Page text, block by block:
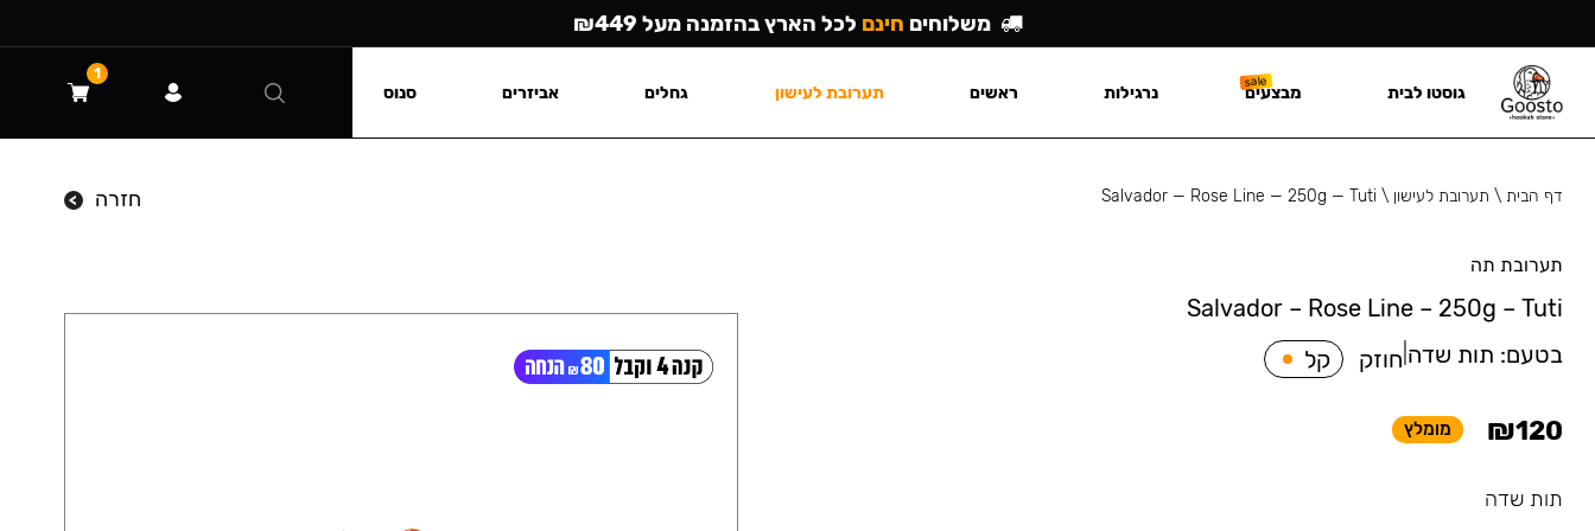
דף הבית\ תערובת לעישון \
Salvador — Rose Line — 250g — Tuti חזרה
תערובת תה
Salvador – Rose Line – 250g – Tuti
בטעם: תות שדה חוזק קל
₪120 מומלץ
תות שדה
משלוחים חינם לכל הארץ בהזמנה מעל ₪449
גוסטו לבית מבצעים נרגילות ראשים תערובת לעישון גחלים אביזרים סנוס
1